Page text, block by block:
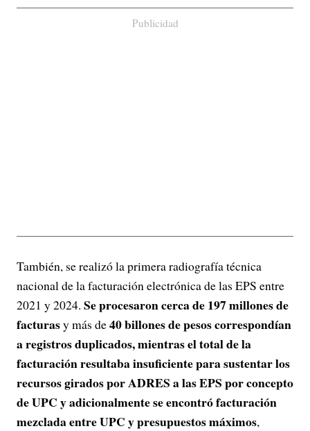
Publicidad
También, se realizó la primera radiografía técnica
nacional de la facturación electrónica de las EPS entre
2021 y 2024. Se procesaron cerca de 197 millones de
facturasy más de40 billones de pesos correspondían
a registros duplicados, mientras el total de la
facturación resultaba insuficiente para sustentar los
recursos girados por ADRES a las EPS por concepto
de UPC y adicionalmente se encontró facturación
mezclada entre UPC y presupuestos máximos,